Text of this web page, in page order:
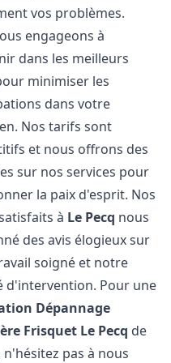
vos problèmes.
engageons à
dans les meilleurs
minimiser les
dans votre
Nos tarifs sont
et nous offrons des
sur nos services pour
la paix d'esprit. Nos
à Le Pecq nous
des avis élogieux sur
soigné et notre
d'intervention. Pour une
Dépannage
Frisquet Le Pecq de
n'hésitez pas à nous